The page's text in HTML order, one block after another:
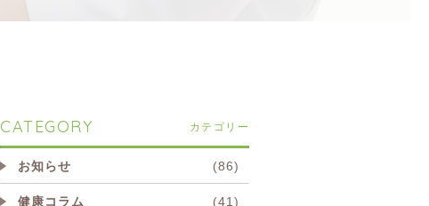
CATEGORY カテゴリー
お知らせ (86)
健康コラム (41)